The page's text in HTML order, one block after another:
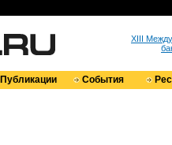
XIII
Публикации События